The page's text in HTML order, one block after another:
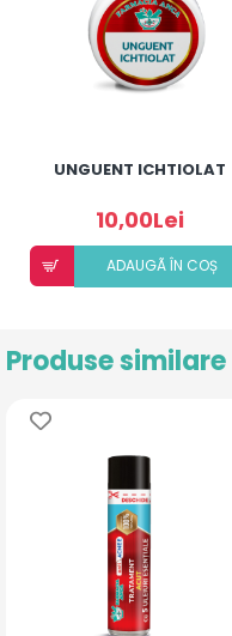
UNGUENT ICHTIOLAT
10,00Lei
ADAUGÃ ÎN COȘ
Produse similare